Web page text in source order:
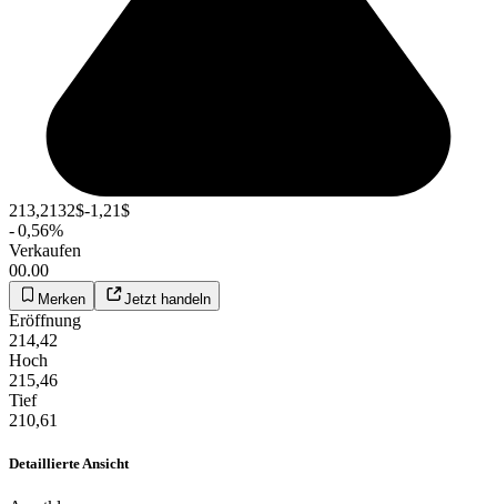
213,2132$-1,21$
-0,56%
Verkaufen
00.00
Merken Jetzt handeln
Eröffnung
214,42
Hoch
215,46
Tief
210,61
Detaillierte Ansicht